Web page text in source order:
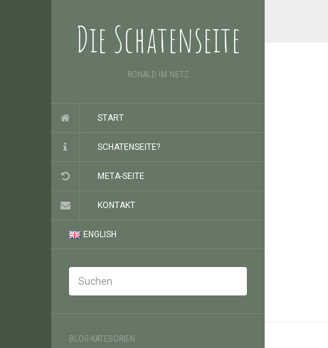
Die Schatenseite
RONALD IM NETZ
START
SCHATENSEITE?
META-SEITE
KONTAKT
ENGLISH
BLOG-KATEGORIEN